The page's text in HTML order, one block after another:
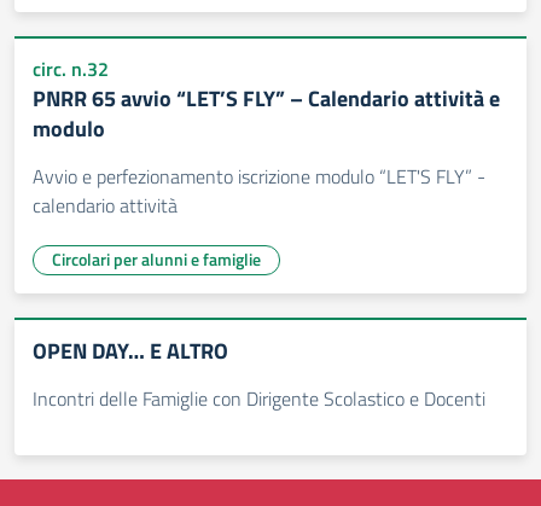
circ. n.32
PNRR 65 avvio “LET’S FLY” – Calendario attività e
modulo
Avvio e perfezionamento iscrizione modulo “LET'S FLY” -
calendario attività
Circolari per alunni e famiglie
OPEN DAY… E ALTRO
Incontri delle Famiglie con Dirigente Scolastico e Docenti